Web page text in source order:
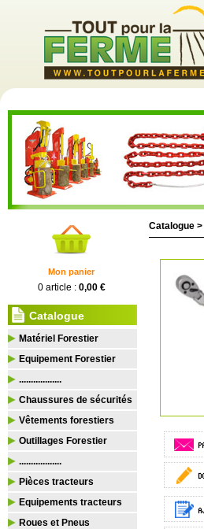
Mon panier
0 article : 0,00 €
Catalogue
Matériel Forestier
Equipement Forestier
..................
Chaussures de sécurités
Vêtements forestiers
Outillages Forestier
..................
Pièces tracteurs
Equipements tracteurs
Roues et Pneus
Catalogue >